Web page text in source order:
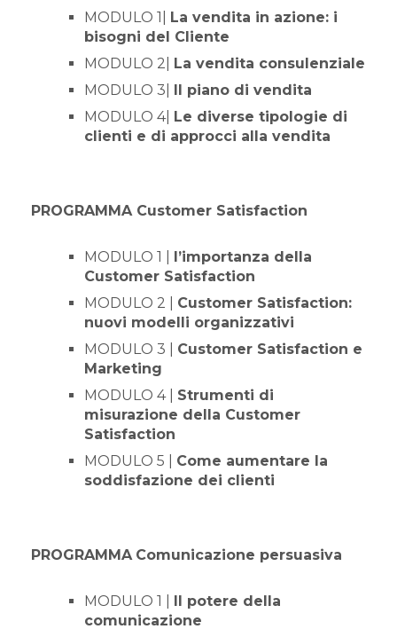
MODULO 1|
La vendita in azione: i
bisogni del Cliente
MODULO 2|
La vendita consulenziale
MODULO 3|
Il piano di vendita
MODULO 4| Le diverse tipologie di
clienti e di approcci alla vendita
PROGRAMMA Customer Satisfaction
MODULO 1 |
l’importanza della
Customer Satisfaction
MODULO 2 | Customer Satisfaction:
nuovi modelli organizzativi
MODULO 3 | Customer Satisfaction e
Marketing
MODULO 4 | Strumenti di
misurazione della Customer
Satisfaction
MODULO 5 | Come aumentare la
soddisfazione dei clienti
PROGRAMMA Comunicazione persuasiva
MODULO 1 |
Il potere della
comunicazione